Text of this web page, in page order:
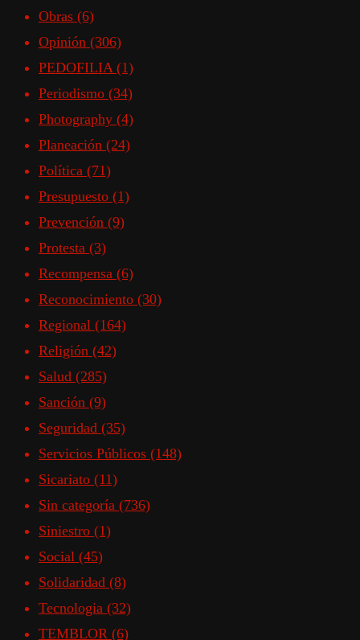
Obras (6)
Opinión (306)
PEDOFILIA (1)
Periodismo (34)
Photography (4)
Planeación (24)
Política (71)
Presupuesto (1)
Prevención (9)
Protesta (3)
Recompensa (6)
Reconocimiento (30)
Regional (164)
Religión (42)
Salud (285)
Sanción (9)
Seguridad (35)
Servicios Públicos (148)
Sicariato (11)
Sin categoría (736)
Siniestro (1)
Social (45)
Solidaridad (8)
Tecnologia (32)
TEMBLOR (6)